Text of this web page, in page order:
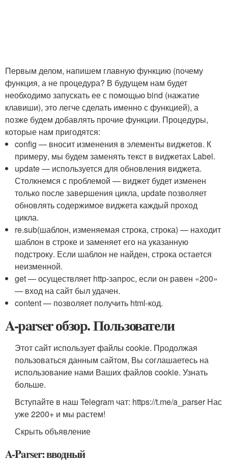
Первым делом, напишем главную функцию (почему
функция, а не процедура? В будущем нам будет
необходимо запускать ее с помощью bind (нажатие
клавиши), это легче сделать именно с функцией), а
позже будем добавлять прочие функции. Процедуры,
которые нам пригодятся:
config — вносит изменения в элементы виджетов. К
примеру, мы будем заменять текст в виджетах Label.
update — используется для обновления виджета.
Столкнемся с проблемой — виджет будет изменен
только после завершения цикла, update позволяет
обновлять содержимое виджета каждый проход
цикла.
re.sub(шаблон, изменяемая строка, строка) — находит
шаблон в строке и заменяет его на указанную
подстроку. Если шаблон не найден, строка остается
неизменной.
get — осуществляет http-запрос, если он равен «200»
— вход на сайт был удачен.
content — позволяет получить html-код.
A-parser обзор. Пользователи
Этот сайт использует файлы cookie. Продолжая
пользоваться данным сайтом, Вы соглашаетесь на
использование нами Ваших файлов cookie. Узнать
больше.
Вступайте в наш Telegram чат: https://t.me/a_parser Нас
уже 2200+ и мы растем!
Скрыть объявление
A-Parser: вводный